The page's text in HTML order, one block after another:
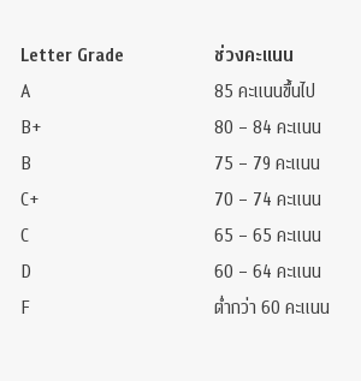
Letter Grade
ช่วงคะแนน
A
85 คะแนนขึ้นไป
B+
80 – 84 คะแนน
B
75 – 79 คะแนน
C+
70 – 74 คะแนน
C
65 – 65 คะแนน
D
60 – 64 คะแนน
F
ต่ำกว่า 60 คะแนน